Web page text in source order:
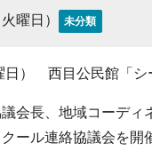
曜日） 未分類
日） 西目公民館「シ
会長、地域コーディ
ール連絡協議会を開